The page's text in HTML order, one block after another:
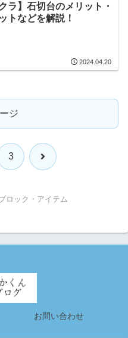
ラ】石切台のメリット・
トなどを解説！
2024.04.20
ジ
3 次
ロック・アイテム
お問い合わせ